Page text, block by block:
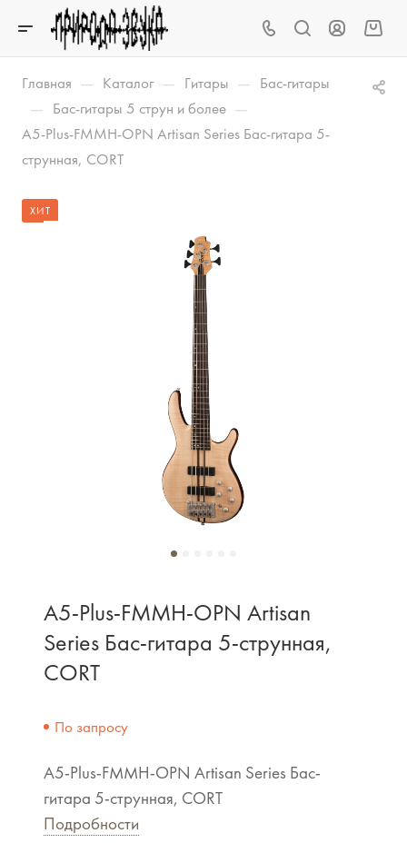
Главная — Каталог — Гитары — Бас-гитары
— Бас-гитары 5 струн и более —
A5-Plus-FMMH-OPN Artisan Series Бас-гитара 5-
струнная, CORT
ХИТ
A5-Plus-FMMH-OPN Artisan
Series Бас-гитара 5-струнная,
CORT
По запросу
A5-Plus-FMMH-OPN Artisan Series Бас-
гитара 5-струнная, CORT
Подробности